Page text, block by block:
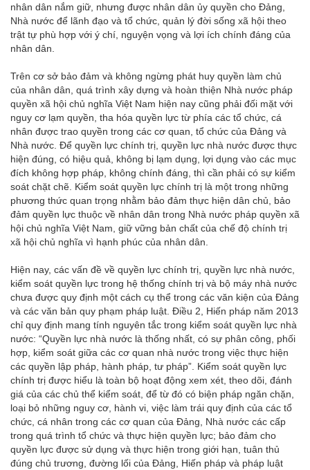
nhân dân nắm giữ, nhưng được nhân dân ủy quyền cho Đảng,
Nhà nước để lãnh đạo và tổ chức, quản lý đời sống xã hội theo
trật tự phù hợp với ý chí, nguyện vọng và lợi ích chính đáng của
nhân dân.
Trên cơ sở bảo đảm và không ngừng phát huy quyền làm chủ
của nhân dân, quá trình xây dựng và hoàn thiện Nhà nước pháp
quyền xã hội chủ nghĩa Việt Nam hiện nay cũng phải đối mặt với
nguy cơ lạm quyền, tha hóa quyền lực từ phía các tổ chức, cá
nhân được trao quyền trong các cơ quan, tổ chức của Đảng và
Nhà nước. Để quyền lực chính trị, quyền lực nhà nước được thực
hiện đúng, có hiệu quả, không bị lạm dụng, lợi dụng vào các mục
đích không hợp pháp, không chính đáng, thì cần phải có sự kiểm
soát chặt chẽ. Kiểm soát quyền lực chính trị là một trong những
phương thức quan trọng nhằm bảo đảm thực hiện dân chủ, bảo
đảm quyền lực thuộc về nhân dân trong Nhà nước pháp quyền xã
hội chủ nghĩa Việt Nam, giữ vững bản chất của chế độ chính trị
xã hội chủ nghĩa vì hạnh phúc của nhân dân.
Hiện nay, các vấn đề về quyền lực chính trị, quyền lực nhà nước,
kiểm soát quyền lực trong hệ thống chính trị và bộ máy nhà nước
chưa được quy định một cách cụ thể trong các văn kiện của Đảng
và các văn bản quy phạm pháp luật. Điều 2, Hiến pháp năm 2013
chỉ quy định mang tính nguyên tắc trong kiểm soát quyền lực nhà
nước: “Quyền lực nhà nước là thống nhất, có sự phân công, phối
hợp, kiểm soát giữa các cơ quan nhà nước trong việc thực hiện
các quyền lập pháp, hành pháp, tư pháp”. Kiểm soát quyền lực
chính trị được hiểu là toàn bộ hoạt động xem xét, theo dõi, đánh
giá của các chủ thể kiểm soát, để từ đó có biện pháp ngăn chặn,
loại bỏ những nguy cơ, hành vi, việc làm trái quy định của các tổ
chức, cá nhân trong các cơ quan của Đảng, Nhà nước các cấp
trong quá trình tổ chức và thực hiện quyền lực; bảo đảm cho
quyền lực được sử dụng và thực hiện trong giới hạn, tuân thủ
đúng chủ trương, đường lối của Đảng, Hiến pháp và pháp luật